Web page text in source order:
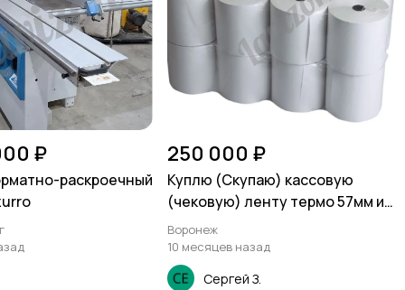
₽
раскроечный
250 000 ₽
Куплю (Скупаю) кассовую
(чековую) ленту термо 57мм и
80мм
Воронеж
10 месяцев назад
Сергей З.